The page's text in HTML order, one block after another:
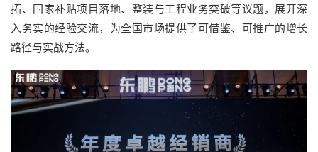
拓、国家补贴项目落地、整装与工程业务突破等议题，展开深
入务实的经验交流，为全国市场提供了可借鉴、可推广的增长
路径与实战方法。